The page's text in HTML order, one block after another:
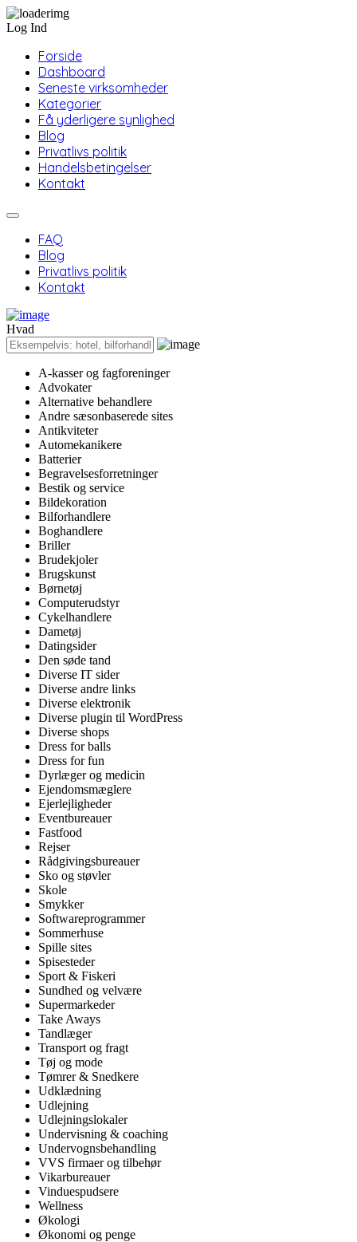
Log Ind
Forside
Dashboard
Seneste virksomheder
Kategorier
Få yderligere synlighed
Blog
Privatlivs politik
Handelsbetingelser
Kontakt
FAQ
Blog
Privatlivs politik
Kontakt
Hvad
A-kasser og fagforeninger
Advokater
Alternative behandlere
Andre sæsonbaserede sites
Antikviteter
Automekanikere
Batterier
Begravelsesforretninger
Bestik og service
Bildekoration
Bilforhandlere
Boghandlere
Briller
Brudekjoler
Brugskunst
Børnetøj
Computerudstyr
Cykelhandlere
Dametøj
Datingsider
Den søde tand
Diverse IT sider
Diverse andre links
Diverse elektronik
Diverse plugin til WordPress
Diverse shops
Dress for balls
Dress for fun
Dyrlæger og medicin
Ejendomsmæglere
Ejerlejligheder
Eventbureauer
Fastfood
Rejser
Rådgivingsbureauer
Sko og støvler
Skole
Smykker
Softwareprogrammer
Sommerhuse
Spille sites
Spisesteder
Sport & Fiskeri
Sundhed og velvære
Supermarkeder
Take Aways
Tandlæger
Transport og fragt
Tøj og mode
Tømrer & Snedkere
Udklædning
Udlejning
Udlejningslokaler
Undervisning & coaching
Undervognsbehandling
VVS firmaer og tilbehør
Vikarbureauer
Vinduespudsere
Wellness
Økologi
Økonomi og penge